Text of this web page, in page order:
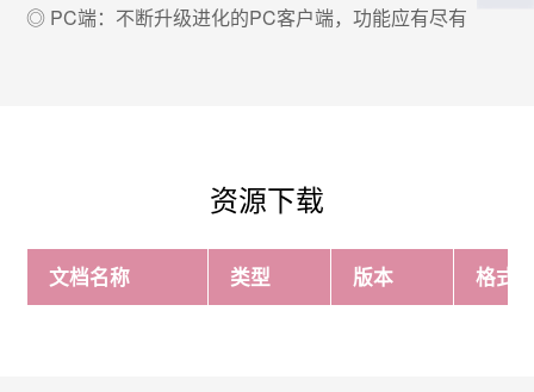
◎ PC端：不断升级进化的PC客户端，功能应有尽有
资源下载
文档名称 类型 版本 格式